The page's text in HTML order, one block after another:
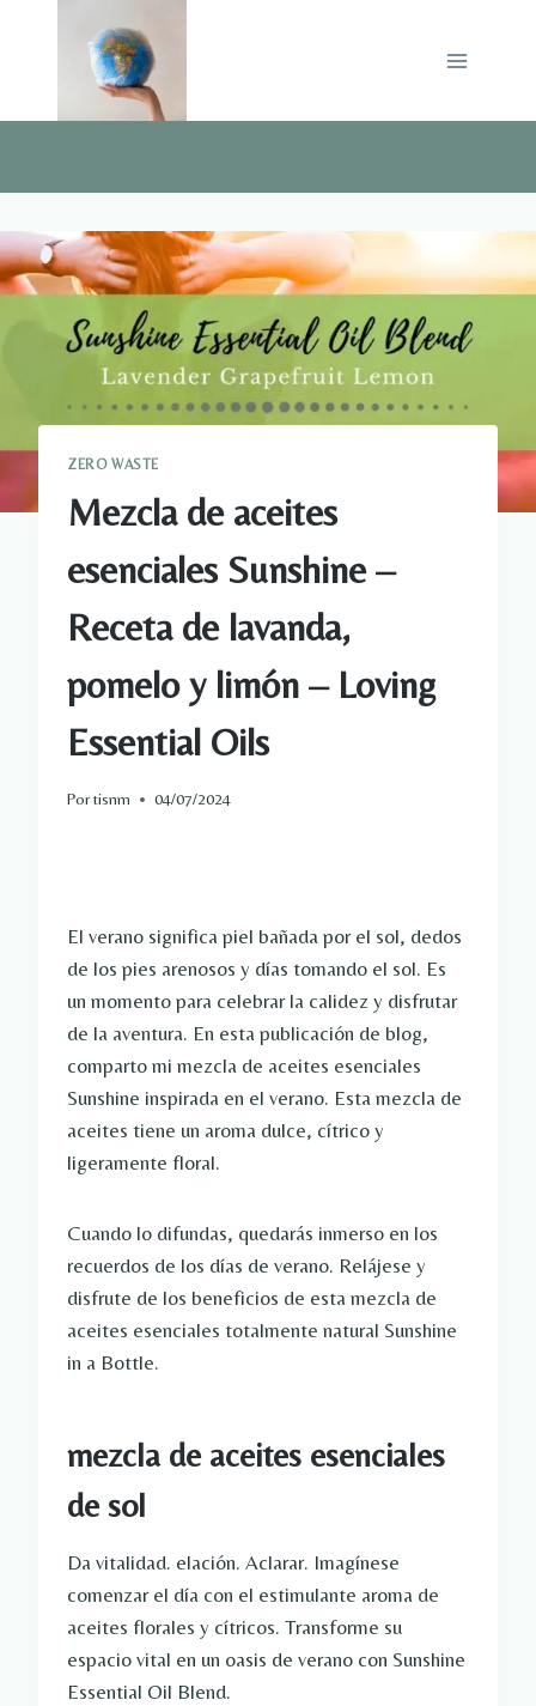
ZERO WASTE
Mezcla de aceites
esenciales Sunshine –
Receta de lavanda,
pomelo y limón – Loving
Essential Oils
Portisnm 04/07/2024
El verano significa piel bañada por el sol, dedos
de los pies arenosos y días tomando el sol. Es
un momento para celebrar la calidez y disfrutar
de la aventura. En esta publicación de blog,
comparto mi mezcla de aceites esenciales
Sunshine inspirada en el verano. Esta mezcla de
aceites tiene un aroma dulce, cítrico y
ligeramente floral.
Cuando lo difundas, quedarás inmerso en los
recuerdos de los días de verano. Relájese y
disfrute de los beneficios de esta mezcla de
aceites esenciales totalmente natural Sunshine
in a Bottle.
mezcla de aceites esenciales
de sol
Da vitalidad. elación. Aclarar. Imagínese
comenzar el día con el estimulante aroma de
aceites florales y cítricos. Transforme su
espacio vital en un oasis de verano con Sunshine
Essential Oil Blend.